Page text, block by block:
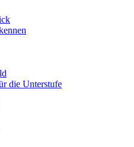
die Unterstufe